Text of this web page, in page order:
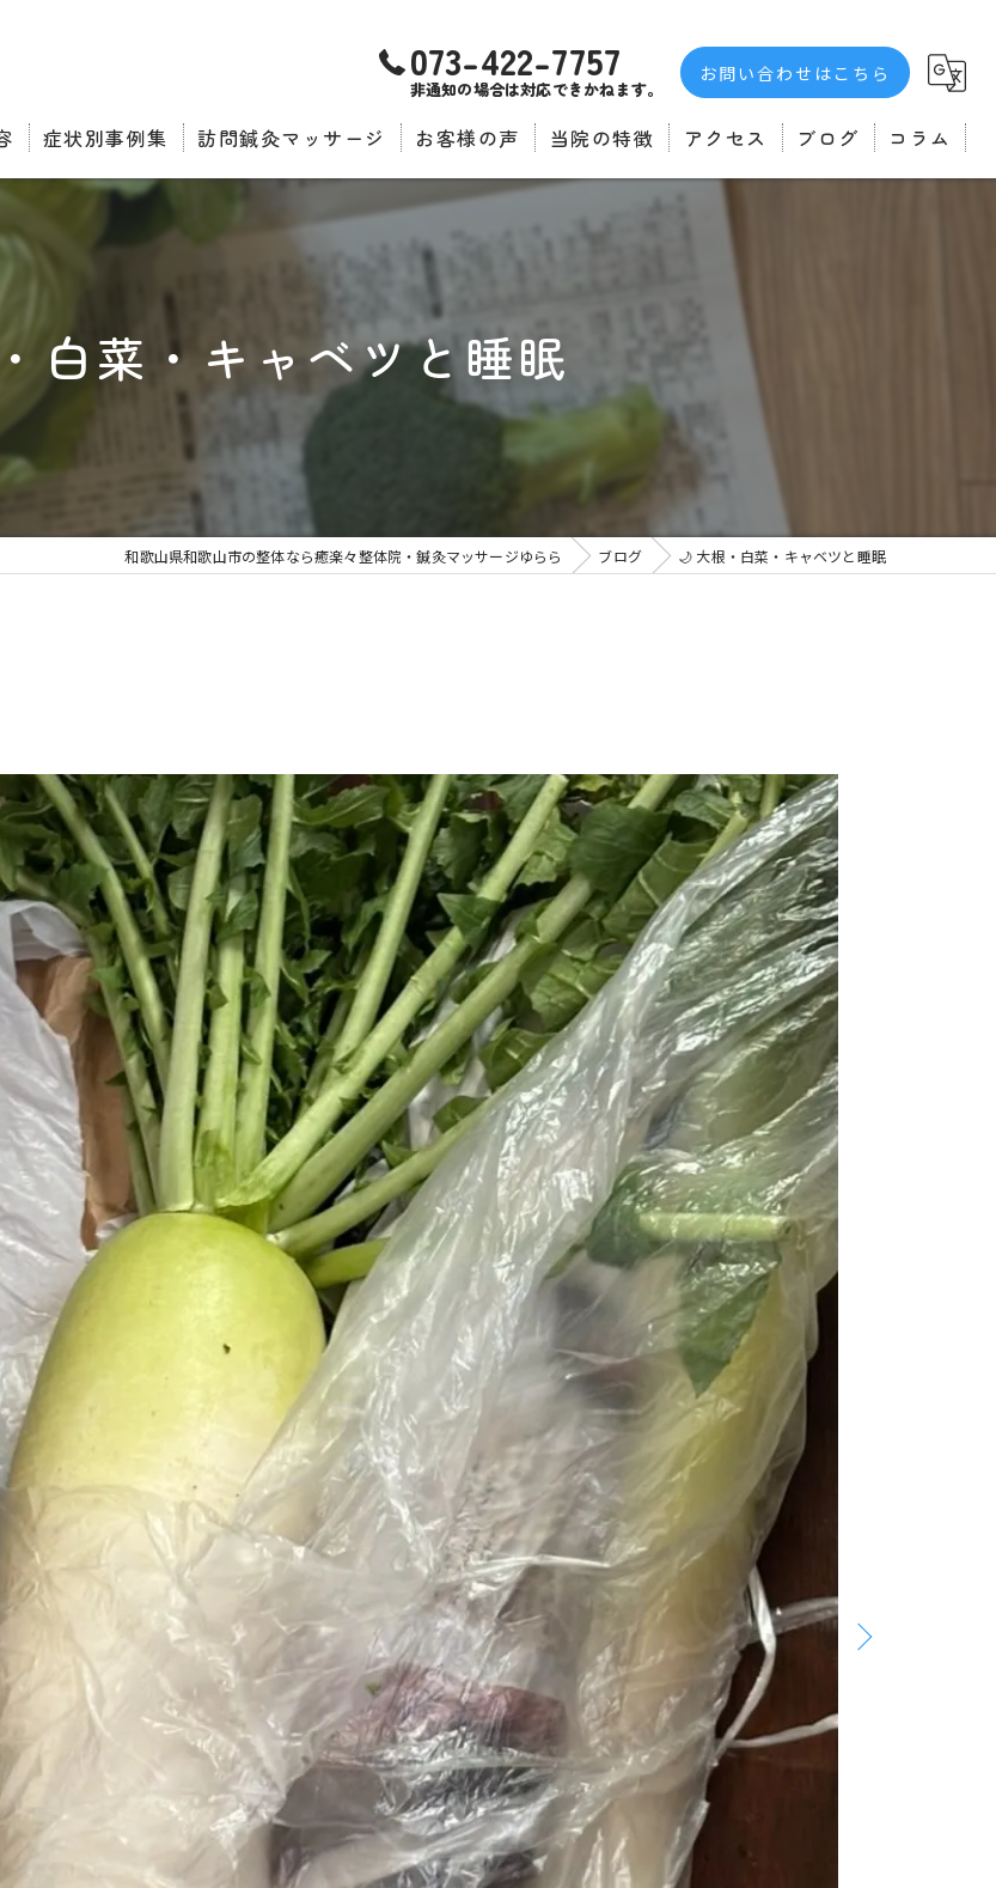
073-422-7757
非通知の場合は対応できかねます。
お問い合わせはこちら
症状別事例集 訪問鍼灸マッサージ お客様の声 当院の特徴
不眠症
肩こり
アクセス ブログ コラム
白菜・キャベツと睡眠
和歌山県和歌山市の整体なら癒楽々整体院・鍼灸マッサージゆらら ブログ 🌙 大根・白菜・キャベツと睡眠